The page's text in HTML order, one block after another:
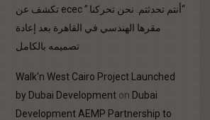
“أنتم تحدثتم. نحن تحركنا.” ecec تكشف عن
مقرها الهندسي في القاهرة بعد إعادة
تصميمه بالكامل
Walk'n West Cairo Project Launched
by Dubai Development on Dubai
Development AEMP Partnership to